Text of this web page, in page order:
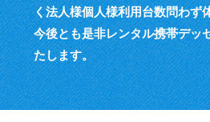
く法人様個人様利用台数問わず
今後とも是非レンタル携帯デッ
たします。